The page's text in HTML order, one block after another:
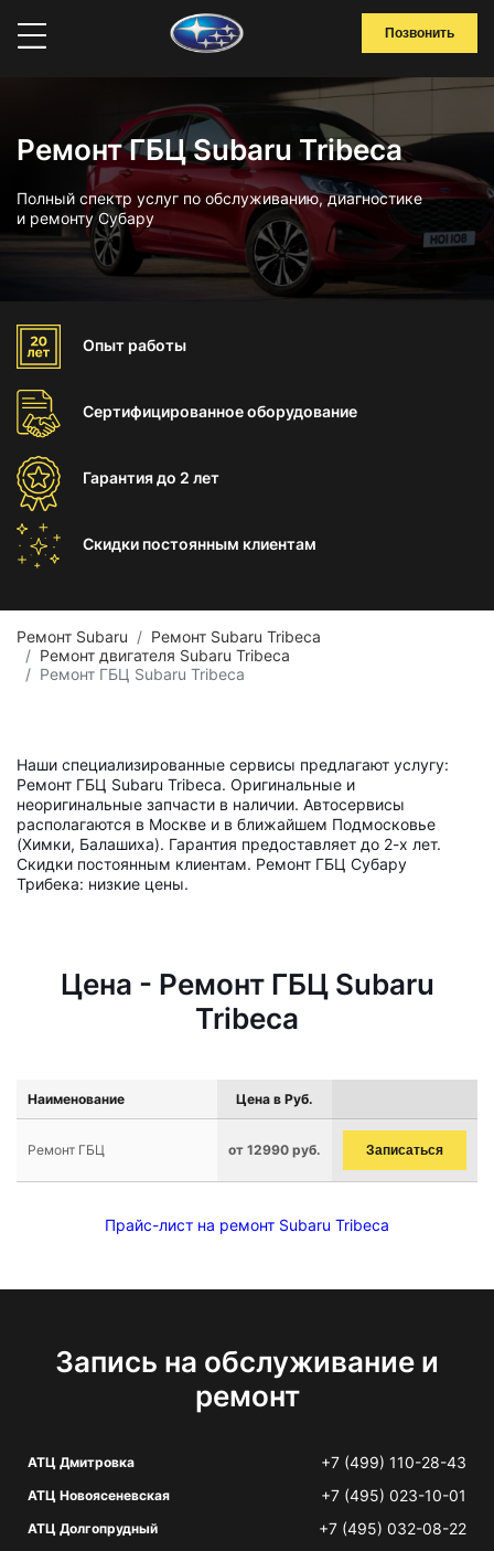
Позвонить
Ремонт ГБЦ Subaru Tribeca
Полный спектр услуг по обслуживанию, диагностике
и ремонту Субару
Опыт работы
Сертифицированноеоборудование
Гарантиядо 2 лет
Скидки постоянным клиентам
Ремонт Subaru
Ремонт Subaru Tribeca
Ремонт двигателя Subaru Tribeca
Ремонт ГБЦ Subaru Tribeca
Наши специализированные сервисы предлагают услугу:
Ремонт ГБЦ Subaru Tribeca. Оригинальные и
неоригинальные запчасти в наличии. Автосервисы
располагаются в Москве и в ближайшем Подмосковье
(Химки, Балашиха). Гарантия предоставляет до 2-х лет.
Скидки постоянным клиентам. Ремонт ГБЦ Субару
Трибека: низкие цены.
Цена - Ремонт ГБЦ Subaru
Tribeca
Наименование Цена в Руб.
Ремонт ГБЦ от 12990 руб. Записаться
Прайс-лист на ремонт Subaru Tribeca
Запись на обслуживание и
ремонт
АТЦ Дмитровка +7 (499) 110-28-43
АТЦ Новоясеневская +7 (495) 023-10-01
АТЦ Долгопрудный +7 (495) 032-08-22